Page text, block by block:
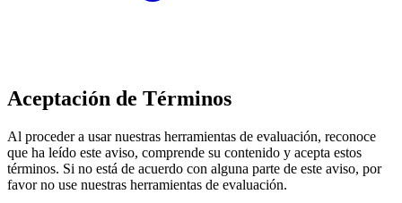
Aceptación de Términos
Al proceder a usar nuestras herramientas de evaluación, reconoce
que ha leído este aviso, comprende su contenido y acepta estos
términos. Si no está de acuerdo con alguna parte de este aviso, por
favor no use nuestras herramientas de evaluación.